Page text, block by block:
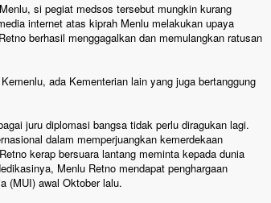
si pegiat medsos tersebut mungkin kurang
internet atas kiprah Menlu melakukan upaya
berhasil menggagalkan dan memulangkan ratusan
ada Kementerian lain yang juga bertanggung
juru diplomasi bangsa tidak perlu diragukan lagi.
dalam memperjuangkan kemerdekaan
kerap bersuara lantang meminta kepada dunia
Menlu Retno mendapat penghargaan
(MUI) awal Oktober lalu.